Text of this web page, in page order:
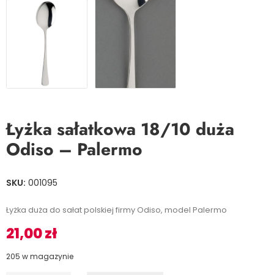
Łyżka sałatkowa 18/10 duża
Odiso – Palermo
SKU: 001095
Łyżka duża do sałat polskiej firmy Odiso, model Palermo
21,00zł
205 w magazynie